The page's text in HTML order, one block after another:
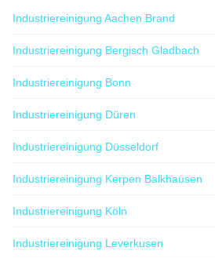
Industriereinigung Aachen Brand
Industriereinigung Bergisch Gladbach
Industriereinigung Bonn
Industriereinigung Düren
Industriereinigung Düsseldorf
Industriereinigung Kerpen Balkhausen
Industriereinigung Köln
Industriereinigung Leverkusen